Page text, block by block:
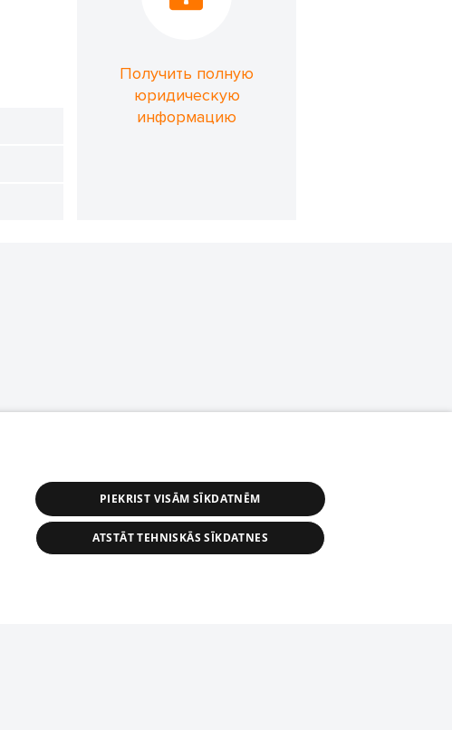
Получить полную
юридическую
информацию
PIEKRIST VISĀM SĪKDATNĒM
ATSTĀT TEHNISKĀS SĪKDATNES